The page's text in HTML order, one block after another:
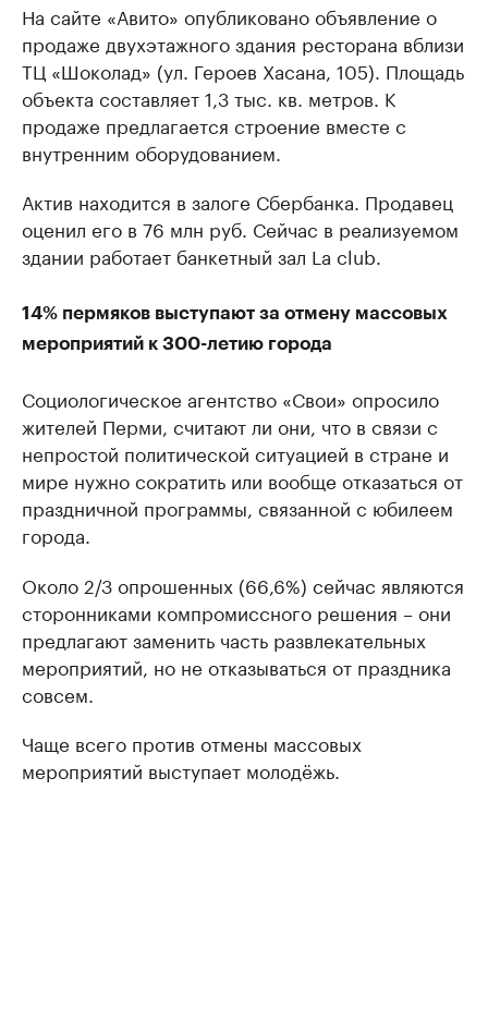
На сайте «Авито» опубликовано объявление о
продаже двухэтажного здания ресторана вблизи
ТЦ «Шоколад» (ул. Героев Хасана, 105). Площадь
объекта составляет 1,3 тыс. кв. метров. К
продаже предлагается строение вместе с
внутренним оборудованием.
Актив находится в залоге Сбербанка. Продавец
оценил его в 76 млн руб. Сейчас в реализуемом
здании работает банкетный зал La club.
14% пермяков выступают за отмену массовых
мероприятий к 300-летию города
Социологическое агентство «Свои» опросило
жителей Перми, считают ли они, что в связи с
непростой политической ситуацией в стране и
мире нужно сократить или вообще отказаться от
праздничной программы, связанной с юбилеем
города.
Около 2/3 опрошенных (66,6%) сейчас являются
сторонниками компромиссного решения – они
предлагают заменить часть развлекательных
мероприятий, но не отказываться от праздника
совсем.
Чаще всего против отмены массовых
мероприятий выступает молодёжь.